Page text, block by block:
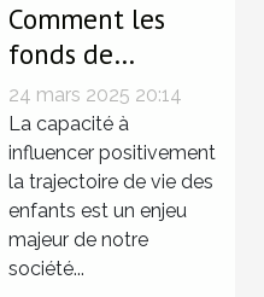
Comment les
fonds de
dotation
peuvent
transformer la
vie des enfants
24 mars 2025 20:14
La capacité à
influencer positivement
la trajectoire de vie des
enfants est un enjeu
majeur de notre
société...